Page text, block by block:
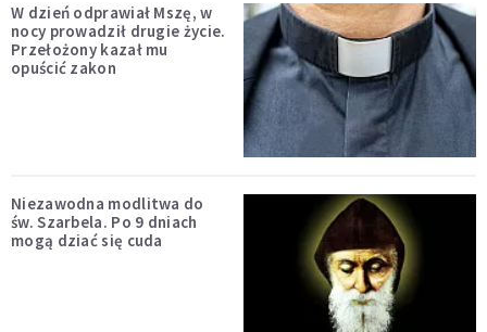
W dzień odprawiał Mszę, w
nocy prowadził drugie życie.
Przełożony kazał mu
opuścić zakon
Niezawodna modlitwa do
św. Szarbela. Po 9 dniach
mogą dziać się cuda